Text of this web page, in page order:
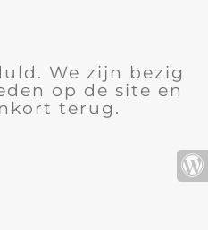
We zijn bezig
op de site en
terug.